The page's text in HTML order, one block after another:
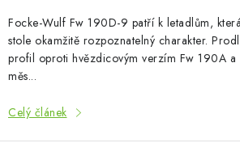
Focke-Wulf Fw 190D-9 patří k letadlům,
stole okamžitě rozpoznatelný charakter.
profil oproti hvězdicovým verzím Fw 190A a
měs...
Celý článek